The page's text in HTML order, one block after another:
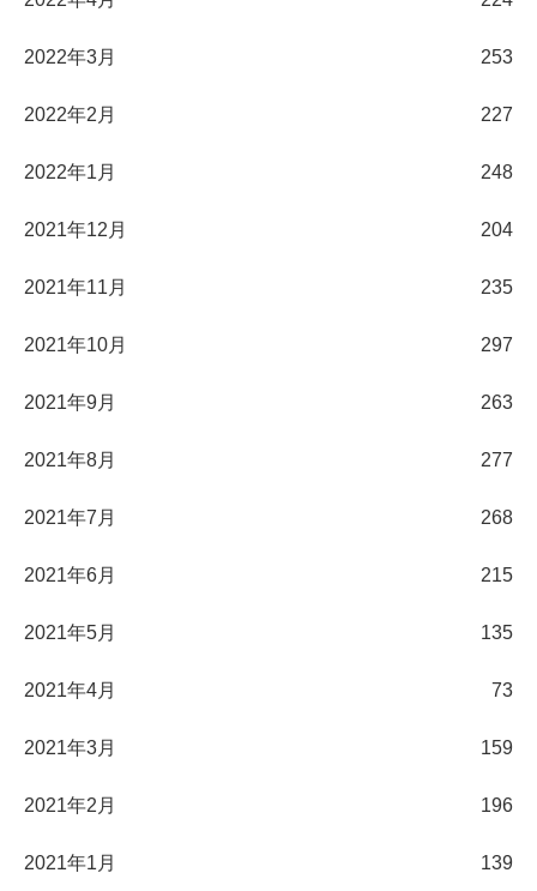
2022年3月 253
2022年2月 227
2022年1月 248
2021年12月 204
2021年11月 235
2021年10月 297
2021年9月 263
2021年8月 277
2021年7月 268
2021年6月 215
2021年5月 135
2021年4月 73
2021年3月 159
2021年2月 196
2021年1月 139